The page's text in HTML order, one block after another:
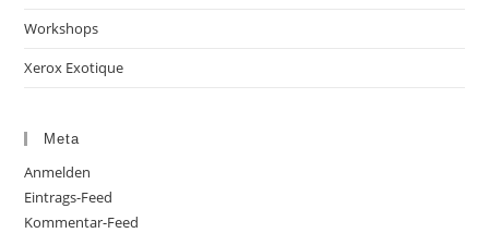
Workshops
Xerox Exotique
Meta
Anmelden
Eintrags-Feed
Kommentar-Feed